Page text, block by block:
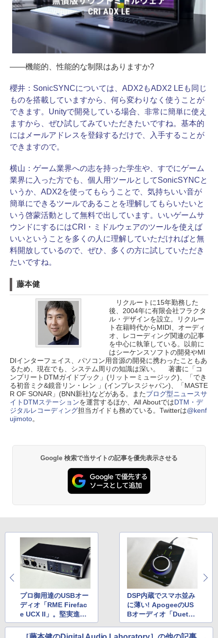
――機能的、性能的な制限はありますか?
櫻井： SonicSYNCについては、ADX2もADX2 LEも同じ
ものを搭載していますから、何ら変わりなく使うことが
できます。Unityで開発している場合、非常に簡単に使え
ますから、ぜひ試してみていただきたいですね。基本的
にはメールアドレスを登録するだけで、入手することが
できますので。
横山： ゲーム業界への志を持った学生や、すでにゲーム
業界に入った方でも、個人用ツールとしてSonicSYNCと
いうか、ADX2を使ってもらうことで、気持ちいい音が
簡単にできるツールであることを理解してもらいたいと
いう啓蒙活動として無料で出しています。いいゲームサ
ウンドにするにはCRI・ミドルウェアのツールを使えば
いいということを多くの人に理解していただければと無
料開放しているので、ぜひ、多くの方に試していただき
たいですね。
藤本健
リクルートに15年勤務した
後、2004年に有限会社フラクタ
ル・デザインを設立。リクルー
ト在籍時代からMIDI、オーディ
オ、レコーディング関連の記事
を中心に執筆している。以前に
はシーケンスソフトの開発やMI
DIインターフェイス、パソコン用音源の開発に携わったこともあ
るため、現在でも、システム周りの知識は深い。 著書に「コ
ンプリートDTMガイドブック」(リットーミュージック)、「でき
る初音ミク&鏡音リン・レン 」(インプレスジャパン)、「MASTE
R OF SONAR」(BNN新社)などがある。またブログ型ニュースサ
イトDTMステーションを運営するほか、All AboutではDTM・デ
ジタルレコーディング担当ガイドも務めている。Twitterは@kenf
ujimoto。
Google 検索で当サイトの記事を優先表示させる
プロ御用達のUSBオー
ディオ「RME Firefac
e UCX II」。堅実進化
で性能向上
DSP内蔵でスマホ並み
に薄い! ApogeeのUS
Bオーディオ「Duet
3」を試す